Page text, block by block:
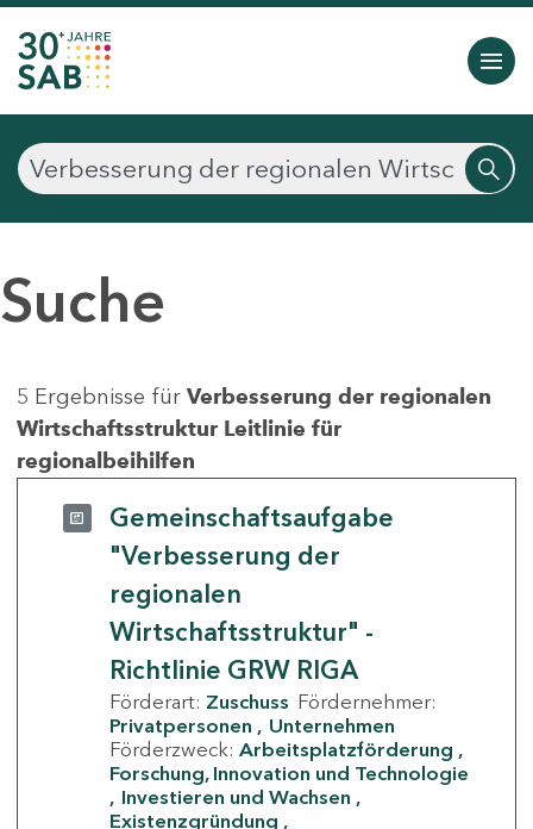
Suche
5 Ergebnisse für Verbesserung der regionalen
Wirtschaftsstruktur Leitlinie für
regionalbeihilfen
Gemeinschaftsaufgabe
"Verbesserung der
regionalen
Wirtschaftsstruktur" -
Richtlinie GRW RIGA
Förderart: Zuschuss Fördernehmer:
Privatpersonen
Unternehmen
Förderzweck: Arbeitsplatzförderung
Forschung, Innovation und Technologie
Investieren und Wachsen
Existenzgründung